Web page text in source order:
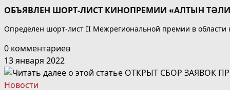
ОБЪЯВЛЕН ШОРТ-ЛИСТ КИНОПРЕМИИ «АЛТЫН
Определен шорт-лист II Межрегиональной премии в области
0 комментариев
13 января 2022
Новости